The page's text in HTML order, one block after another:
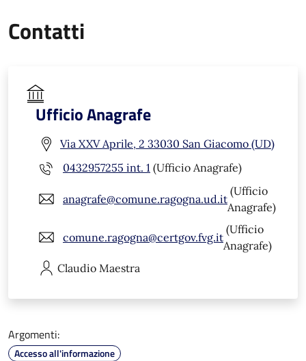
Contatti
Ufficio Anagrafe
Via XXV Aprile, 2 33030 San Giacomo (UD)
0432957255 int. 1 (Ufficio Anagrafe)
anagrafe@comune.ragogna.ud.it
(Ufficio
Anagrafe)
comune.ragogna@certgov.fvg.it
(Ufficio
Anagrafe)
Claudio Maestra
Argomenti:
Accesso all'informazione